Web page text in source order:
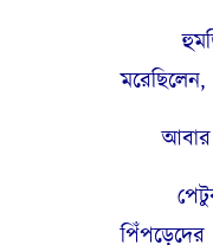
হুমড়ি
আবার
পেটুক